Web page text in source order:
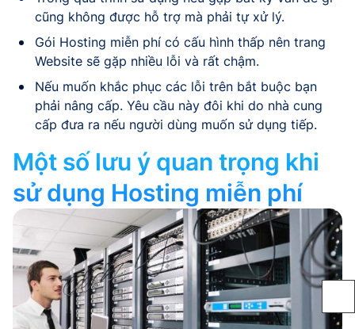
cũng không được hỗ trợ mà phải tự xử lý.
Gói Hosting miễn phí có cấu hình thấp nên trang
Website sẽ gặp nhiều lỗi và rất chậm.
Nếu muốn khắc phục các lỗi trên bắt buộc bạn
phải nâng cấp. Yêu cầu này đôi khi do nhà cung
cấp đưa ra nếu người dùng muốn sử dụng tiếp.
Một số lưu ý quan trọng khi
sử dụng Hosting miễn phí